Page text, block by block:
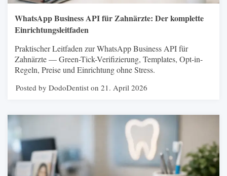
WhatsApp Business API für Zahnärzte: Der komplette
Einrichtungsleitfaden
Praktischer Leitfaden zur WhatsApp Business API für
Zahnärzte — Green-Tick-Verifizierung, Templates, Opt-in-
Regeln, Preise und Einrichtung ohne Stress.
Posted by DodoDentist on 21. April 2026